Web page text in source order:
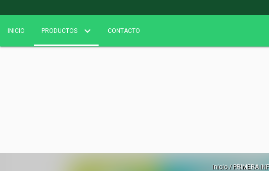
INICIO PRODUCTOS CONTACTO
Inicio / PRIMERA